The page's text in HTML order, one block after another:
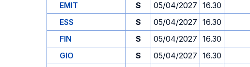
EMIT
S 05/04/2027 16.30
ESS
S 05/04/2027 16.30
FIN
S 05/04/2027 16.30
GIO
S 05/04/2027 16.30